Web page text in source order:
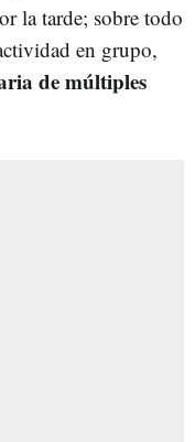
la tarde; sobre todo
en grupo,
de múltiples